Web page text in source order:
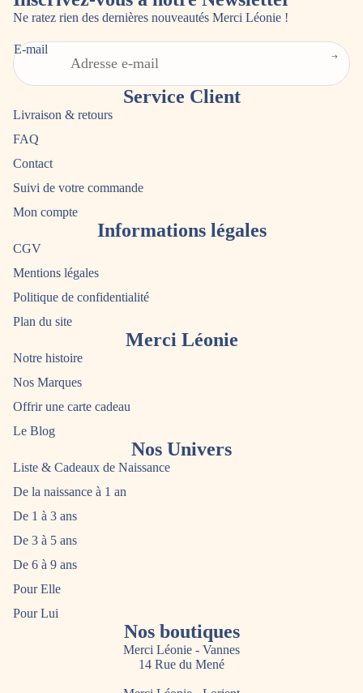
Ne ratez rien des dernières nouveautés Merci Léonie !
E-mail
Service Client
Livraison & retours
FAQ
Contact
Suivi de votre commande
Mon compte
Informations légales
CGV
Mentions légales
Politique de confidentialité
Plan du site
Merci Léonie
Notre histoire
Nos Marques
Offrir une carte cadeau
Le Blog
Nos Univers
Liste & Cadeaux de Naissance
De la naissance à 1 an
De 1 à 3 ans
De 3 à 5 ans
De 6 à 9 ans
Pour Elle
Pour Lui
Nos boutiques
Merci Léonie - Vannes
14 Rue du Mené